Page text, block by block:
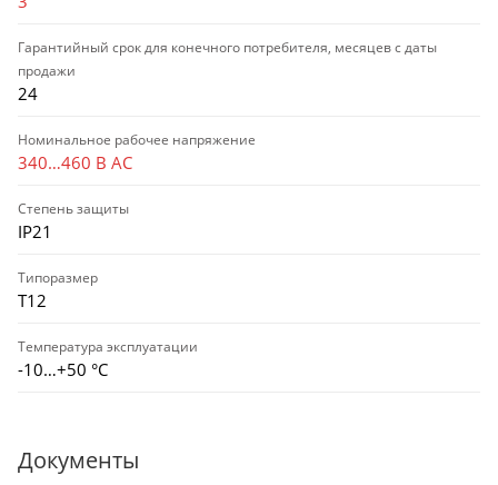
Гарантийный срок для конечного потребителя, месяцев с даты
продажи
24
Номинальное рабочее напряжение
340…460 В AC
Степень защиты
IP21
Типоразмер
T12
Температура эксплуатации
-10…+50 °С
Документы